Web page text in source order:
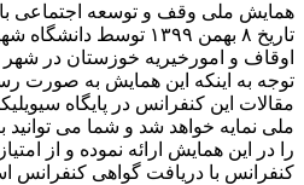
همایش ملی وقف و توسعه اجتماعی با
تاریخ ۸ بهمن ۱۳۹۹ توسط
اوقاف و امورخیریه خوزستان در شهر
توجه به اینکه این همایش به صورت
مقالات این کنفرانس در پایگاه
ملی نمایه خواهد شد و شما می توانید
را در این همایش ارائه نموده و از
کنفرانس با دریافت گواهی کنفرانس